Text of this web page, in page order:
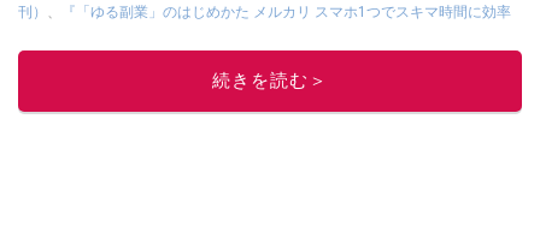
刊） 、
『「ゆる副業」のはじめかた メルカリ スマホ1つでスキマ時間に効率
ぜ日記」
■経歴：2003年、夫が子育てをするために、突然会社を辞める。翌月からの
給料が０円になり、家にいながら、しかも空いた時間でできるオークション
続きを読む＞